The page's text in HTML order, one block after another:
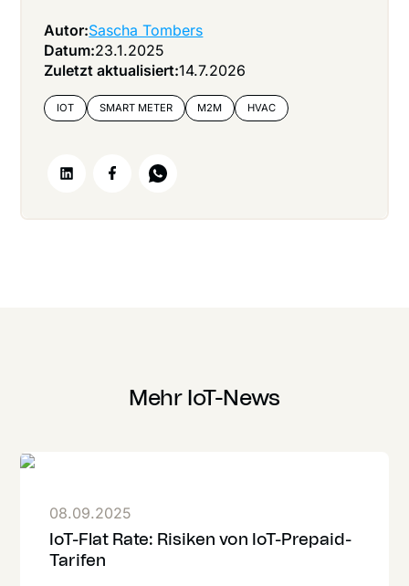
Autor:Sascha Tombers
Datum:23.1.2025
Zuletzt aktualisiert:14.7.2026
IOT SMART METER M2M HVAC
Mehr IoT-News
08.09.2025
IoT-Flat Rate: Risiken von IoT-Prepaid-
Tarifen